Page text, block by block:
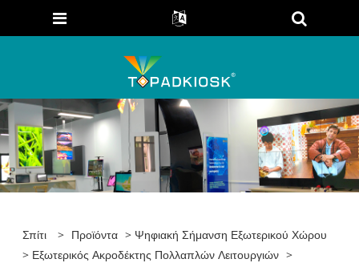
Σπίτι > Προϊόντα > Ψηφιακή Σήμανση Εξωτερικού Χώρου
> Εξωτερικός Ακροδέκτης Πολλαπλών Λειτουργιών >